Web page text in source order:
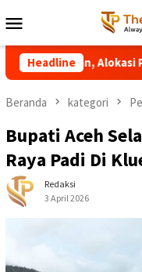
ke
kontenMobile
Headline
Diminta Dihentikan
Beranda kategori
Bupati Aceh
Raya Padi Di
Redaksi
3 April 2026